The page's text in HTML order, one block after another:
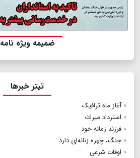
ضمیمه ویژه نامه
تیتر خبرها
آغاز ماه ترافیک
استرداد میراث
فرزند زمانه خود
جنگ، چهره زنانه‌‌ای دارد
اوقات شرعی